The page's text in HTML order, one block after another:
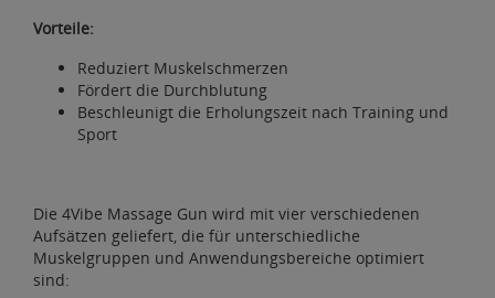
Vorteile:
Reduziert Muskelschmerzen
Fördert die Durchblutung
Beschleunigt die Erholungszeit nach Training und
Sport
Die 4Vibe Massage Gun wird mit vier verschiedenen
Aufsätzen geliefert, die für unterschiedliche
Muskelgruppen und Anwendungsbereiche optimiert
sind: